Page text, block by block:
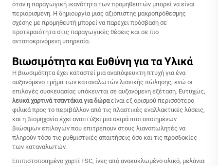
όταν η παραγωγική ικανότητα των προμηθευτών μπορεί να είναι
περιορισμένη. Η δημιουργία μιας αξιόπιστης μακροπρόθεσμης
σχέσης με προμηθευτή μπορεί να παρέχει πρόσβαση σε
προτεραιότητα στις παραγωγικές θέσεις και σε πιο
ανταποκρινόμενη υπηρεσία.
Βιωσιμότητα και Ευθύνη για τα Υλικά
Η βιωσιμότητα έχει καταστεί μια αναπόφευκτη πτυχή για ένα
αυξανόμενο τμήμα των καταναλωτών λιανικής πώλησης, ενώ οι
επιλογές συσκευασίας υπόκεινται σε αυξανόμενη εξέταση. Ευτυχώς,
λευκά χαρτινά τσαντάκια για δώραείναι εξ ορισμού περισσότερο
φιλικά προς το περιβάλλον από τις πλαστικές εναλλακτικές λύσεις,
και η βιομηχανία έχει αναπτύξει μια σειρά πιστοποιημένων
βιώσιμων επιλογών που επιτρέπουν στους λιανοπωλητές να
πληρούν τόσο τις ρυθμιστικές απαιτήσεις όσο και τις προσδοκίες
των καταναλωτών.
Επιπιστοποιημένο χαρτί FSC, ίνες από ανακυκλωμένο υλικό, μελάνια